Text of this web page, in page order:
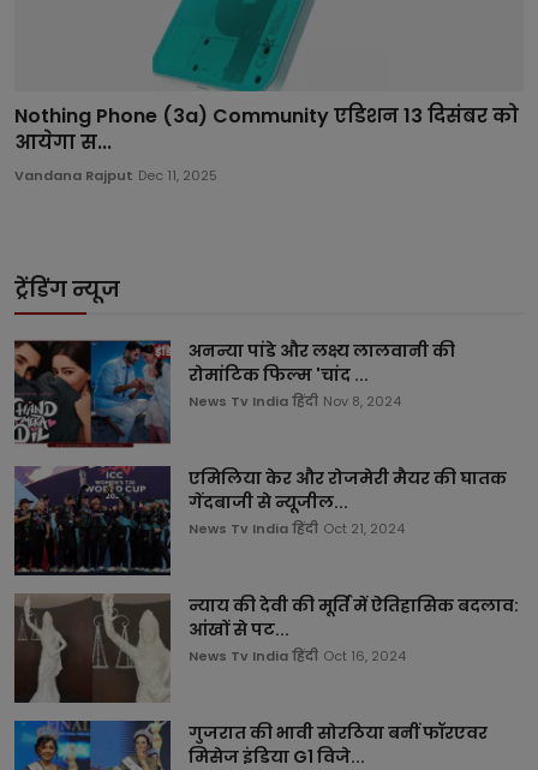
Nothing Phone (3a) Community एडिशन 13 दिसंबर को
आयेगा स...
Vandana Rajput Dec 11, 2025
ट्रेंडिंग न्यूज
अनन्या पांडे और लक्ष्य लालवानी की
रोमांटिक फिल्म 'चांद ...
News Tv India हिंदी Nov 8, 2024
एमिलिया केर और रोजमेरी मैयर की घातक
गेंदबाजी से न्यूजील...
News Tv India हिंदी Oct 21, 2024
न्याय की देवी की मूर्ति में ऐतिहासिक बदलाव:
आंखों से पट...
News Tv India हिंदी Oct 16, 2024
गुजरात की भावी सोरठिया बनीं फॉरएवर
मिसेज इंडिया G1 विजे...